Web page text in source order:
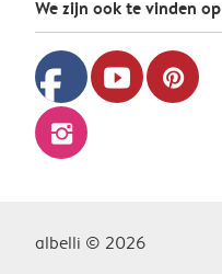
We zijn ook te vinden op
facebook youtube pinterest
instagram
albelli © 2026